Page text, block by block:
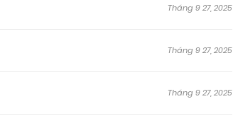
Tháng 9 27, 2025
Tháng 9 27, 2025
Tháng 9 27, 2025